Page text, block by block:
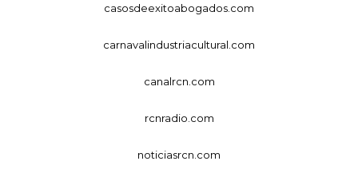
casosdeexitoabogados.com
carnavalindustriacultural.com
canalrcn.com
rcnradio.com
noticiasrcn.com